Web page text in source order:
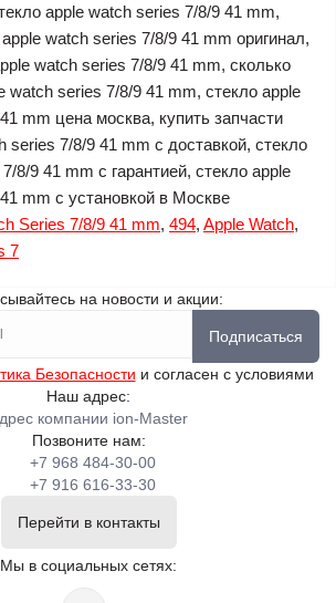
apple watch series 7/8/9 41 mm,
watch series 7/8/9 41 mm оригинал,
watch series 7/8/9 41 mm, сколько
watch series 7/8/9 41 mm, стекло apple
mm цена москва, купить запчасти
series 7/8/9 41 mm с доставкой, стекло
8/9 41 mm с гарантией, стекло apple
mm с установкой в Москве
Series 7/8/9 41 mm, 494, Apple Watch,
7
на новости и акции:
Подписаться
Безопасности и согласен с условиями
Наш адрес:
компании ion-Master
Позвоните нам:
+7 968 484-30-00
+7 916 616-33-30
Перейти в контакты
Мы в социальных сетях: